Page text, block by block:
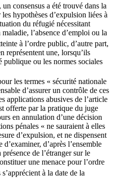
consensus a été trouvé dans la
hypothèses d’expulsion liées à
du réfugié nécessitant
l’absence d’emploi ou la
à l’ordre public, d’autre part,
représentent une, lorsqu’ils
ou les normes sociales
les termes « sécurité nationale
d’assurer un contrôle de ces
applications abusives de l’article
offerte par la pratique du juge
en annulation d’une décision
pénales « ne sauraient à elles
d’expulsion, et ne dispensent
d’après l’ensemble
de l’étranger sur le
une menace pour l’ordre
à la date de la